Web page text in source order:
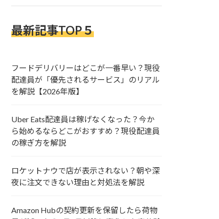
最新記事TOP５
フードデリバリーはどこが一番早い？現役
配達員が「優先されるサービス」のリアル
を解説【2026年版】
Uber Eats配達員は稼げなくなった？今か
ら始めるならどこがおすすめ？現役配達員
の稼ぎ方を解説
ロケットナウで店が表示されない？朝や深
夜に注文できない理由と対処法を解説
Amazon Hubの契約更新を保留したら荷物